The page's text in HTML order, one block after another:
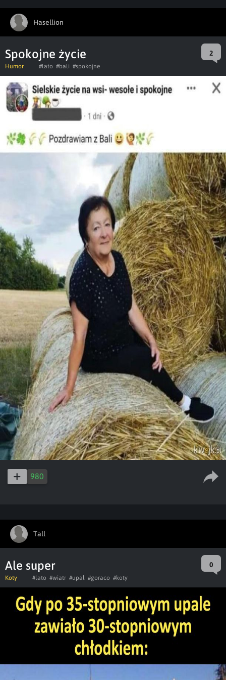
Hasellion
Spokojne życie 2
Humor #lato #bali #spokojne
980
Tall
Ale super 0
Koty #lato #wiatr #upal #goraco #koty